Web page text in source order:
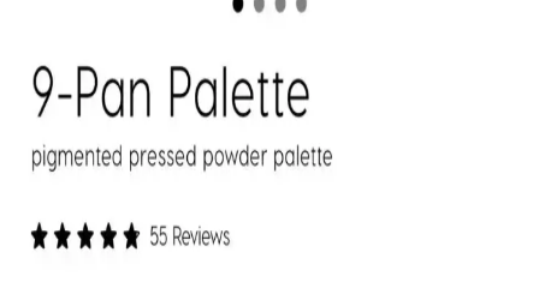
Doğal Dudaklar İçin Uygun Seçenek
Mac XIMAL Silky Matte Ruj, yüksek pigmentasyon ve doğal
ambalajıyla öne çıkan şık bir makyaj ürünüdür.
Performansı ve Kullanıcı Deneyimleri